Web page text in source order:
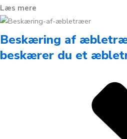
Læs mere
Beskæring af
beskærer du et